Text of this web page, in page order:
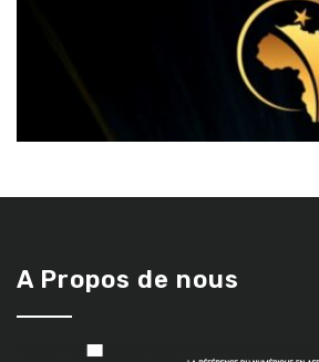
A Propos de nous